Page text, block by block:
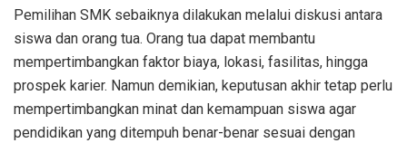
Pemilihan SMK sebaiknya dilakukan melalui diskusi antara
siswa dan orang tua. Orang tua dapat membantu
mempertimbangkan faktor biaya, lokasi, fasilitas, hingga
prospek karier. Namun demikian, keputusan akhir tetap perlu
mempertimbangkan minat dan kemampuan siswa agar
pendidikan yang ditempuh benar-benar sesuai dengan